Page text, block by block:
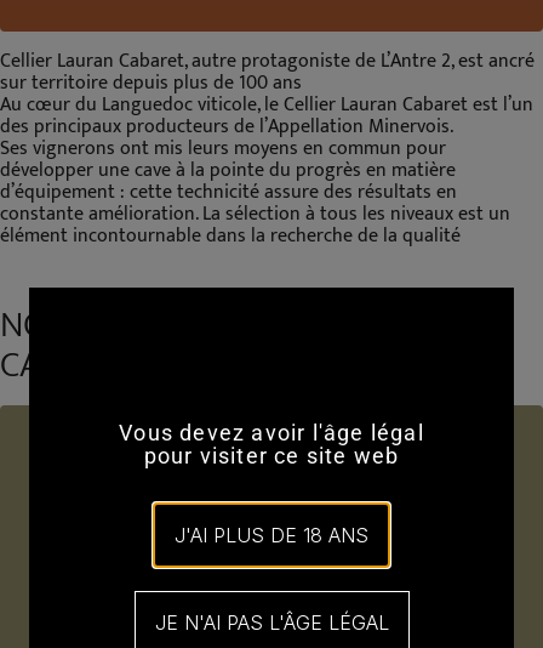
Cellier Lauran Cabaret, autre protagoniste de L’Antre 2, est ancré
sur territoire depuis plus de 100 ans
Au cœur du Languedoc viticole, le Cellier Lauran Cabaret est l’un
des principaux producteurs de l’Appellation Minervois.
Ses vignerons ont mis leurs moyens en commun pour
développer une cave à la pointe du progrès en matière
d’équipement : cette technicité assure des résultats en
constante amélioration. La sélection à tous les niveaux est un
élément incontournable dans la recherche de la qualité
NOUVELLE IDENTITÉ DE LAURAN
CABARET
Vous devez avoir l'âge légal
pour visiter ce site web
J'AI PLUS DE 18 ANS
JE N'AI PAS L'ÂGE LÉGAL